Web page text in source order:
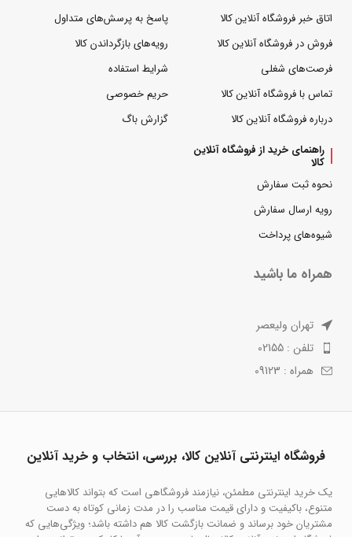
اتاق خبر فروشگاه آنلاین کالا
فروش در فروشگاه آنلاین کالا
فرصت‌های شغلی
تماس با فروشگاه آنلاین کالا
درباره فروشگاه آنلاین کالا
پاسخ به پرسش‌های متداول
رویه‌های بازگرداندن کالا
شرایط استفاده
حریم خصوصی
گزارش باگ
راهنمای خرید از فروشگاه آنلاین
کالا
نحوه ثبت سفارش
رویه ارسال سفارش
شیوه‌های پرداخت
همراه ما باشید
تهران ولیعصر
تلفن : 02155
همراه : 09123
فروشگاه اینترنتی آنلاین کالا، بررسی، انتخاب و خرید آنلاین
یک خرید اینترنتی مطمئن، نیازمند فروشگاهی است که بتواند کالاهایی
متنوع، باکیفیت و دارای قیمت مناسب را در مدت زمانی کوتاه به دست
مشتریان خود برساند و ضمانت بازگشت کالا هم داشته باشد؛ ویژگی‌هایی که